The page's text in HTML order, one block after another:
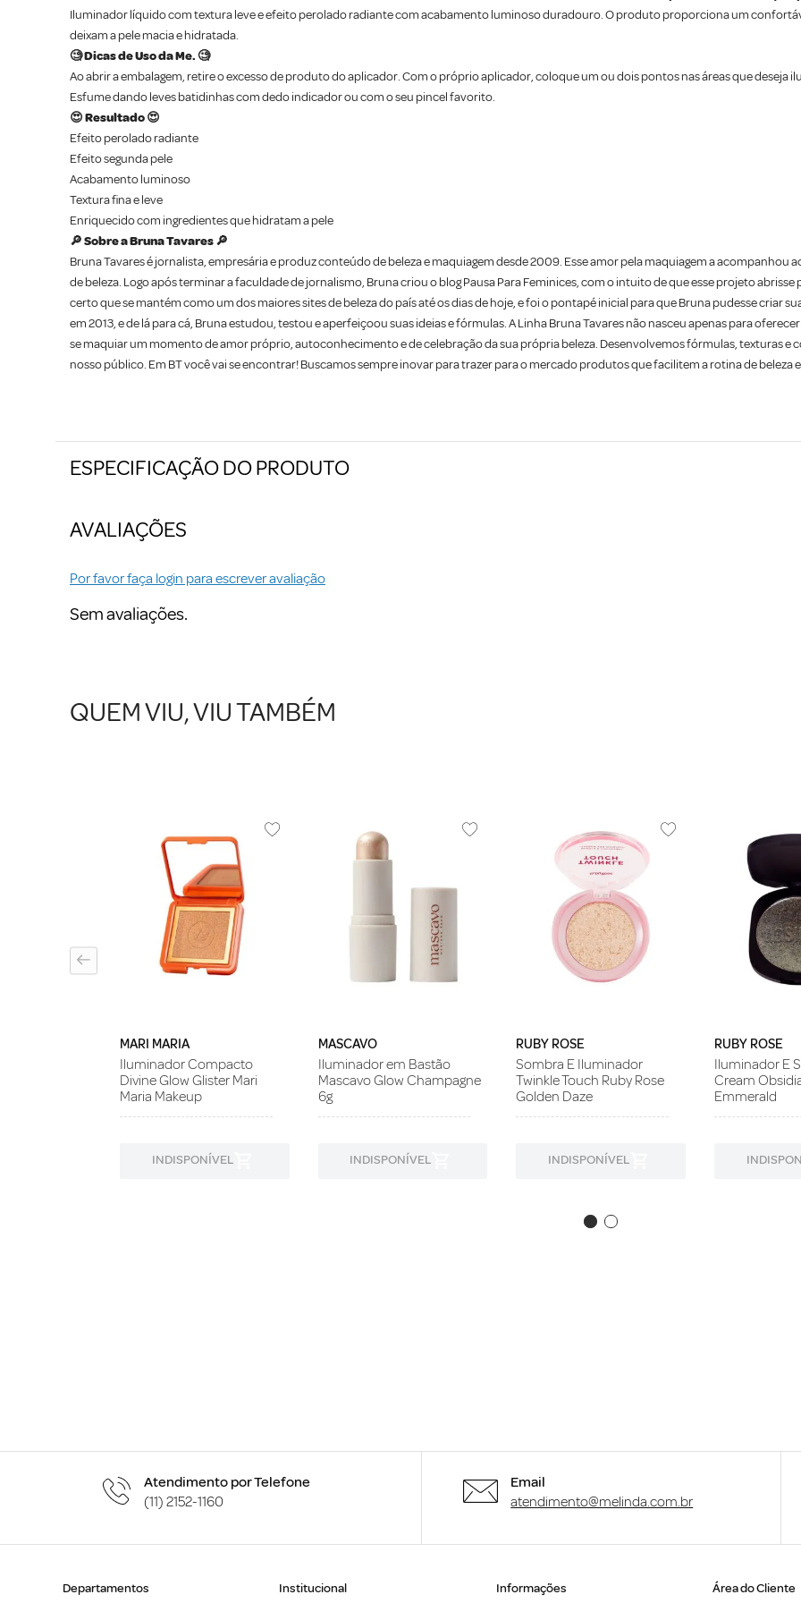
Iluminador líquido com textura leve e efeito perolado radiante com acabamento luminoso duradouro. O produto proporciona um
deixam a pele macia e hidratada.
🧐 Dicas de Uso da Me. 🧐
Ao abrir a embalagem, retire o excesso de produto do aplicador. Com o próprio aplicador, coloque um ou dois pontos nas áreas que deseja
Esfume dando leves batidinhas com dedo indicador ou com o seu pincel favorito.
😍 Resultado 😍
Efeito perolado radiante
Efeito segunda pele
Acabamento luminoso
Textura fina e leve
Enriquecido com ingredientes que hidratam a pele
🔎 Sobre a Bruna Tavares 🔎
Bruna Tavares é jornalista, empresária e produz conteúdo de beleza e maquiagem desde 2009. Esse amor pela maquiagem a acompanhou
de beleza. Logo após terminar a faculdade de jornalismo, Bruna criou o blog Pausa Para Feminices, com o intuito de que esse projeto
certo que se mantém como um dos maiores sites de beleza do país até os dias de hoje, e foi o pontapé inicial para que Bruna pudesse criar
em 2013, e de lá para cá, Bruna estudou, testou e aperfeiçoou suas ideias e fórmulas. A Linha Bruna Tavares não nasceu apenas para
se maquiar um momento de amor próprio, autoconhecimento e de celebração da sua própria beleza. Desenvolvemos fórmulas, texturas e
nosso público. Em BT você vai se encontrar! Buscamos sempre inovar para trazer para o mercado produtos que facilitem a rotina de beleza
ESPECIFICAÇÃO DO PRODUTO
AVALIAÇÕES
Por favor faça login para escrever avaliação
Sem avaliações.
QUEM VIU, VIU TAMBÉM
MARI MARIA
Iluminador Compacto
Divine Glow Glister Mari
Maria Makeup
INDISPONÍVEL
MASCAVO
Iluminador em Bastão
Mascavo Glow Champagne
6g
INDISPONÍVEL
RUBY ROSE
Sombra E Iluminador
Twinkle Touch Ruby Rose
Golden Daze
INDISPONÍVEL
RUBY ROSE
Iluminador E
Cream
Emmerald
Atendimento por Telefone
(11) 2152-1160
Email
atendimento@melinda.com.br
Departamentos Institucional Informações Área do Cliente